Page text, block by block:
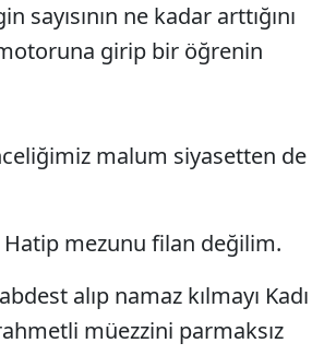
sayısının ne kadar arttığını
girip bir öğrenin
malum siyasetten de
mezunu filan değilim.
alıp namaz kılmayı Kadı
müezzini parmaksız